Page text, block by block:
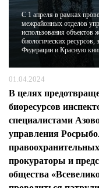
С 1 апреля в рамках
межрайонных отделов
использования объектов
биологических
Федерации и Красную
01.04.2024
В целях
биоресурсов
специалистами
управления
прокураторы и
общества